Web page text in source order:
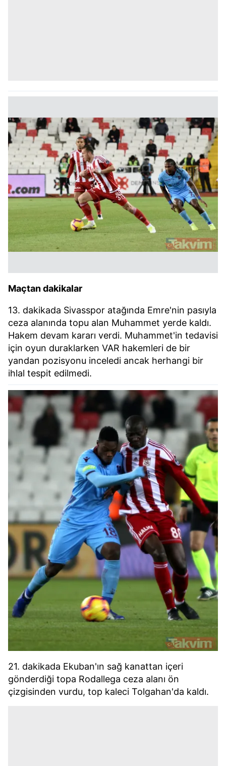
Maçtan dakikalar
13. dakikada Sivasspor atağında Emre'nin pasıyla
ceza alanında topu alan Muhammet yerde kaldı.
Hakem devam kararı verdi. Muhammet'in tedavisi
için oyun duraklarken VAR hakemleri de bir
yandan pozisyonu inceledi ancak herhangi bir
ihlal tespit edilmedi.
21. dakikada Ekuban'ın sağ kanattan içeri
gönderdiği topa Rodallega ceza alanı ön
çizgisinden vurdu, top kaleci Tolgahan'da kaldı.